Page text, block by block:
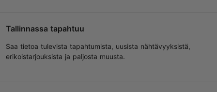
Tallinnassa tapahtuu
Saa tietoa tulevista tapahtumista, uusista nähtävyyksistä,
erikoistarjouksista ja paljosta muusta.